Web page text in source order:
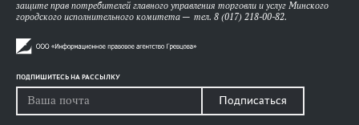
защите прав потребителей главного управления торговли и услуг Минского
городского исполнительного комитета — тел. 8 (017) 218-00-82.
ПОДПИШИТЕСЬ НА РАССЫЛКУ
Подписаться